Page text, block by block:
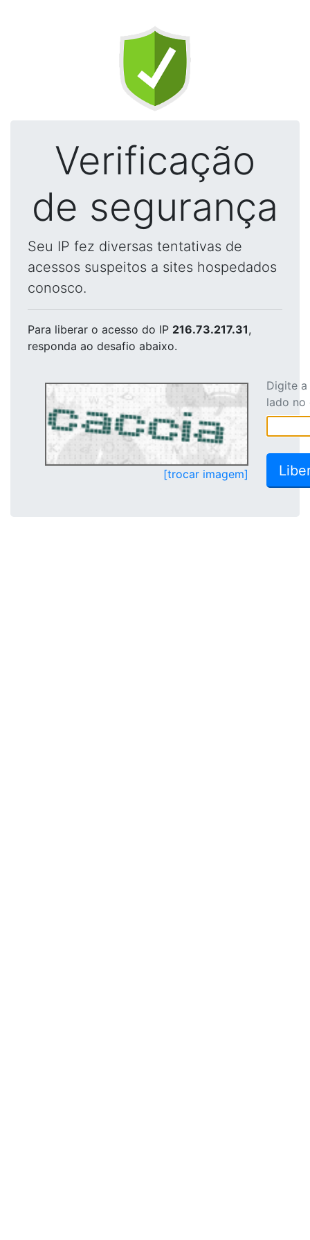
Verificação
de segurança
Seu IP fez diversas tentativas de
acessos suspeitos a sites hospedados
conosco.
Para liberar o acesso do IP 216.73.217.31,
responda ao desafio abaixo.
[trocar imagem]
Digite
lado no